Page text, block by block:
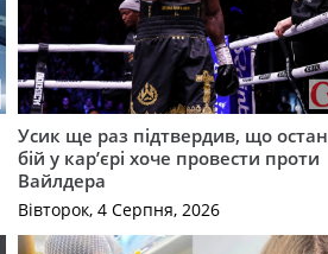
Усик ще раз підтвердив, що
бій у кар’єрі хоче провести проти
Вайлдера
Вівторок, 4 Серпня, 2026